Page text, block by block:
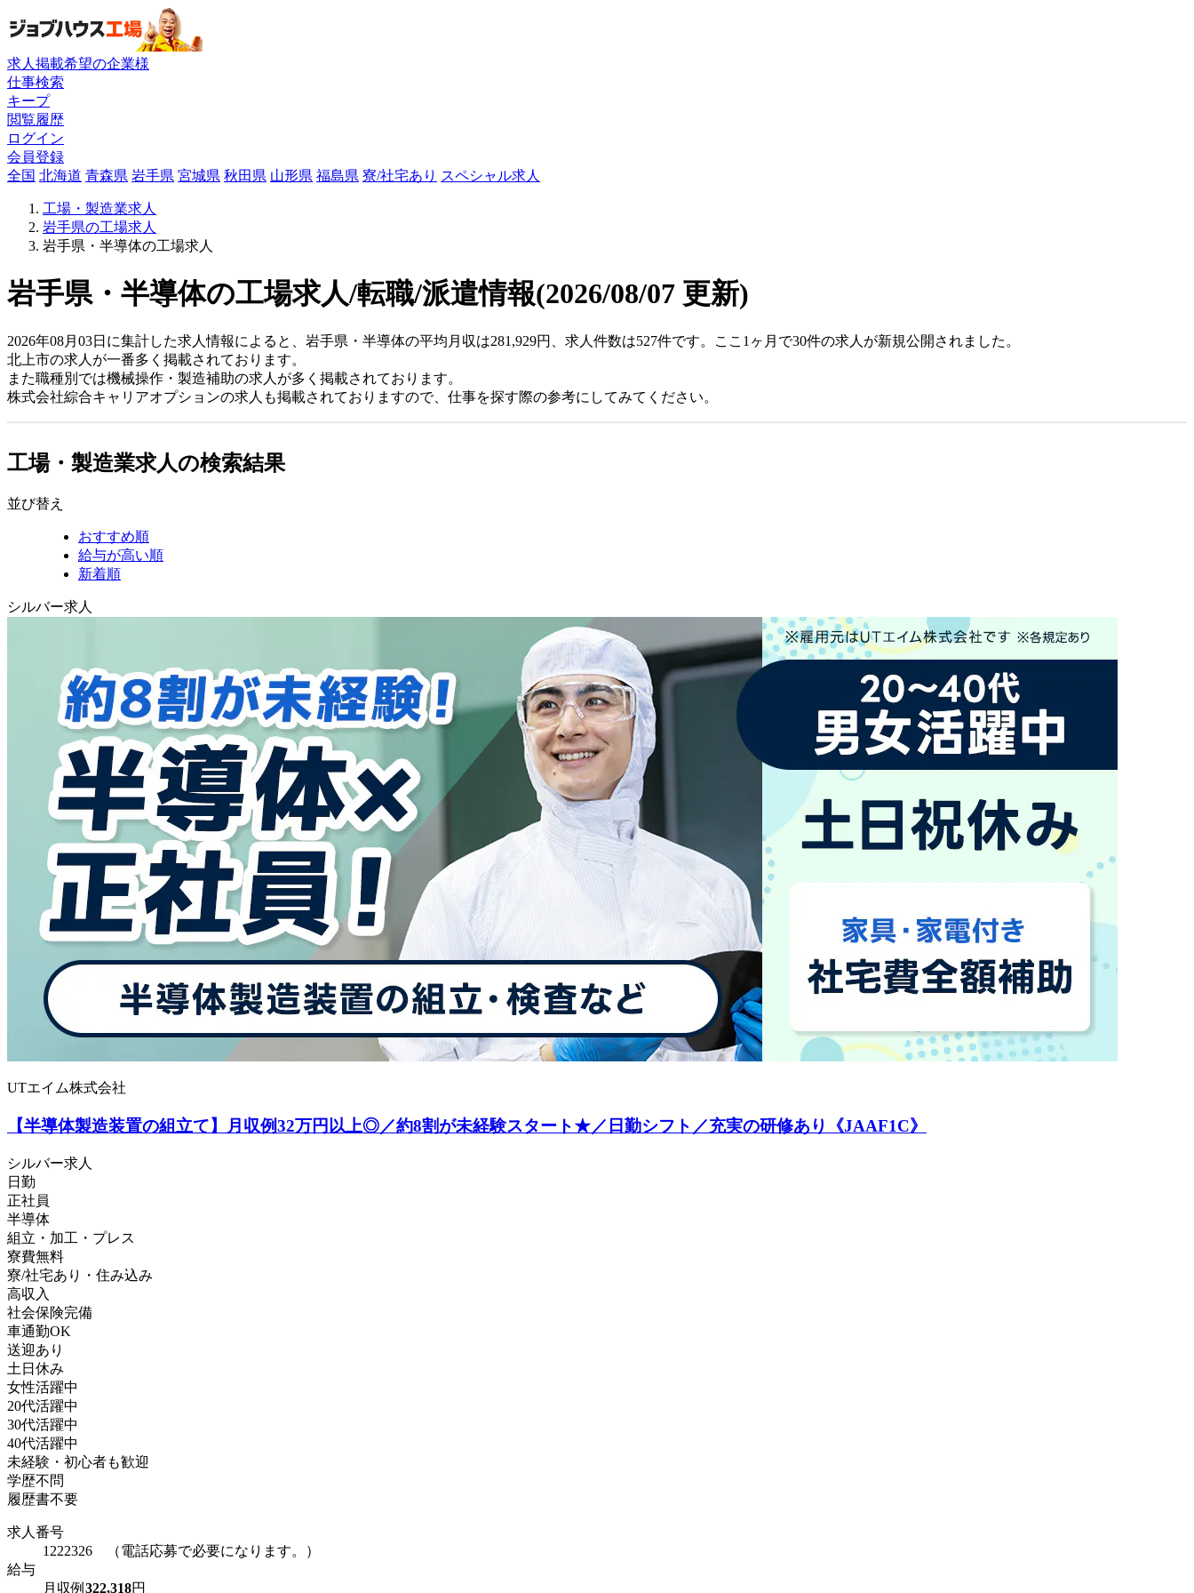
求人掲載希望の企業様
仕事検索
キープ
閲覧履歴
ログイン
会員登録
全国 北海道 青森県 岩手県 宮城県 秋田県 山形県 福島県 寮/社宅あり スペシャル求人
工場・製造業求人
岩手県の工場求人
岩手県・半導体の工場求人
岩手県・半導体の工場求人/転職/派遣情報(2026/08/07 更新)
2026年08月03日に集計した求人情報によると、岩手県・半導体の平均月収は281,929円、求人件数は527件です。ここ1ヶ月で30件の求人が新規公開されました。
北上市の求人が一番多く掲載されております。
また職種別では機械操作・製造補助の求人が多く掲載されております。
株式会社綜合キャリアオプションの求人も掲載されておりますので、仕事を探す際の参考にしてみてください。
工場・製造業求人の検索結果
並び替え
おすすめ順
給与が高い順
新着順
シルバー求人
UTエイム株式会社
【半導体製造装置の組立て】月収例32万円以上◎／約8割が未経験スタート★／日勤シフト／充実の研修あり《JAAF1C》
シルバー求人
日勤
正社員
半導体
組立・加工・プレス
寮費無料
寮/社宅あり・住み込み
高収入
社会保険完備
車通勤OK
送迎あり
土日休み
女性活躍中
20代活躍中
30代活躍中
40代活躍中
未経験・初心者も歓迎
学歴不問
履歴書不要
求人番号
1222326 （電話応募で必要になります。）
給与
月収例 322,318円